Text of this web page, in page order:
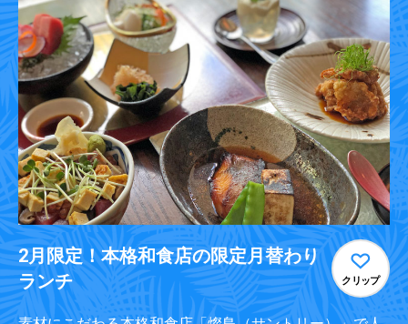
2月限定！本格和食店の限定月替わり
ランチ
クリップ